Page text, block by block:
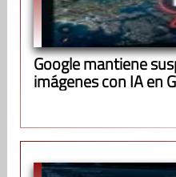
Google mantiene
imágenes con IA en